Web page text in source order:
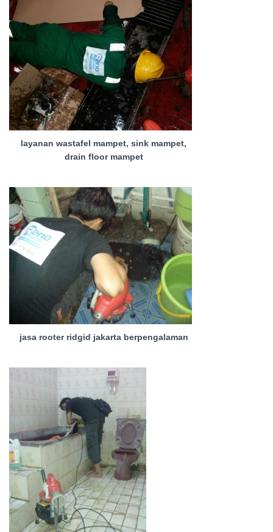
layanan wastafel mampet, sink mampet,
drain floor mampet
jasa rooter ridgid jakarta berpengalaman